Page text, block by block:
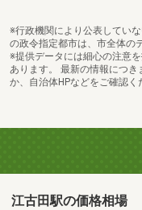
※行政機関により公表してい
の政令指定都市は、市全体の
※提供データには細心の注意
あります。 最新の情報につき
か、自治体HPなどをご確認く
江古田駅の価格相場